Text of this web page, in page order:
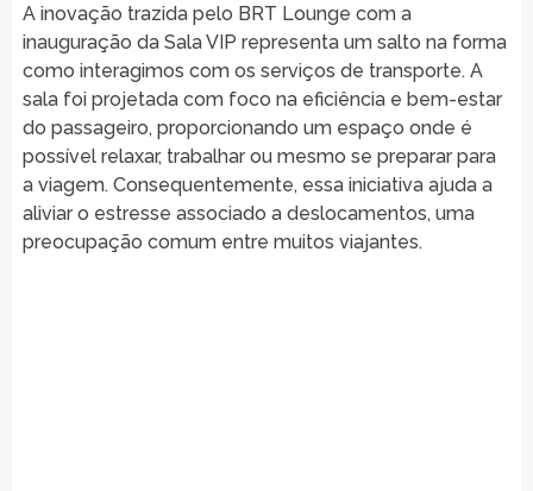
A inovação trazida pelo BRT Lounge com a
inauguração da Sala VIP representa um salto na forma
como interagimos com os serviços de transporte. A
sala foi projetada com foco na eficiência e bem-estar
do passageiro, proporcionando um espaço onde é
possível relaxar, trabalhar ou mesmo se preparar para
a viagem. Consequentemente, essa iniciativa ajuda a
aliviar o estresse associado a deslocamentos, uma
preocupação comum entre muitos viajantes.